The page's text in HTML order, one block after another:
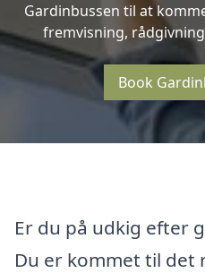
Gardinbussen til at
fremvisning,
Book
Er du på udkig efter
Du er kommet til det